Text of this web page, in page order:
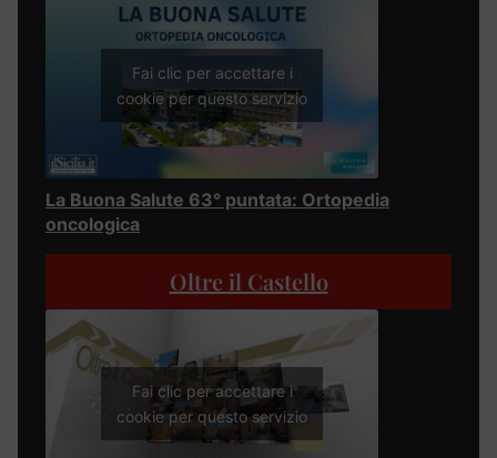
Fai clic per accettare i
cookie per questo servizio
La Buona Salute 63° puntata: Ortopedia
oncologica
Oltre il Castello
Fai clic per accettare i
cookie per questo servizio